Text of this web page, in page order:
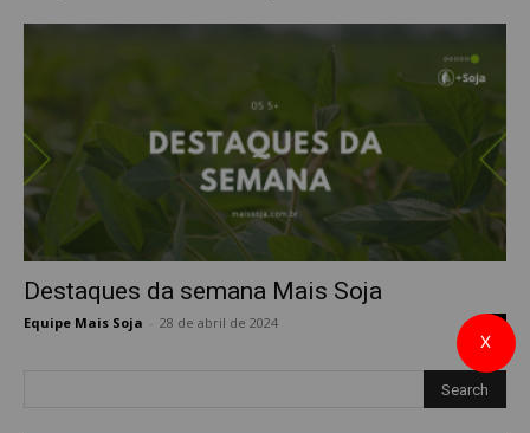
Destaques da semana Mais Soja
Equipe Mais Soja 28 de abril de 2024
X